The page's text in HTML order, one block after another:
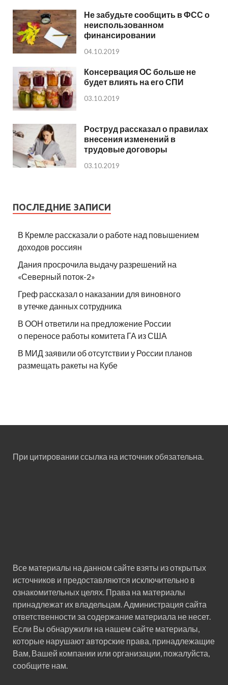
Не забудьте сообщить в ФСС о
неиспользованном
финансировании
04.10.2019
Консервация ОС больше не
будет влиять на его СПИ
03.10.2019
Роструд рассказал о правилах
внесения изменений в
трудовые договоры
03.10.2019
ПОСЛЕДНИЕ ЗАПИСИ
В Кремле рассказали о работе над повышением
доходов россиян
Дания просрочила выдачу разрешений на
«Северный поток-2»
Греф рассказал о наказании для виновного
в утечке данных сотрудника
В ООН ответили на предложение России
о переносе работы комитета ГА из США
В МИД заявили об отсутствии у России планов
размещать ракеты на Кубе
При цитировании ссылка на источник обязательна.
Все материалы на данном сайте взяты из открытых
источников и предоставляются исключительно в
ознакомительных целях. Права на материалы
принадлежат их владельцам. Администрация сайта
ответственности за содержание материала не несет.
Если Вы обнаружили на нашем сайте материалы,
которые нарушают авторские права, принадлежащие
Вам, Вашей компании или организации, пожалуйста,
сообщите нам.